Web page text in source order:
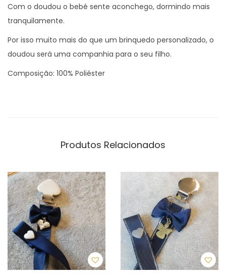
r
s
l
z
u
l
b
e
b
é
Com o doudou o bebé sente aconchego, dormindo mais
tranquilamente.
Por isso muito mais do que um brinquedo personalizado, o
doudou será uma companhia para o seu filho.
Composição: 100% Poliéster
Produtos Relacionados